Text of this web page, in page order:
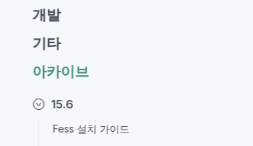
개발
기타
아카이브
15.6
Fess 설치 가이드